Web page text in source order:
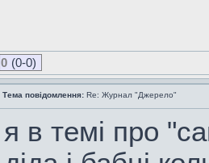
0 (0-0)
Тема повідомлення: Re: Журнал "Джерело"
я в темі про